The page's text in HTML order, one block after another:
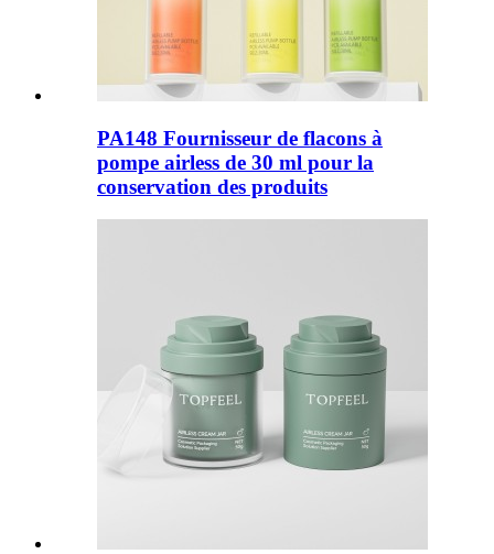
PA148 Fournisseur de flacons à
pompe airless de 30 ml pour la
conservation des produits